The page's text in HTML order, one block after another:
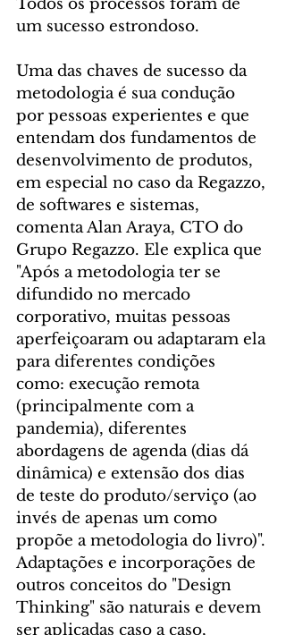
Todos os processos foram de
um sucesso estrondoso.
Uma das chaves de sucesso da
metodologia é sua condução
por pessoas experientes e que
entendam dos fundamentos de
desenvolvimento de produtos,
em especial no caso da Regazzo,
de softwares e sistemas,
comenta Alan Araya, CTO do
Grupo Regazzo. Ele explica que
"Após a metodologia ter se
difundido no mercado
corporativo, muitas pessoas
aperfeiçoaram ou adaptaram ela
para diferentes condições
como: execução remota
(principalmente com a
pandemia), diferentes
abordagens de agenda (dias dá
dinâmica) e extensão dos dias
de teste do produto/serviço (ao
invés de apenas um como
propõe a metodologia do livro)".
Adaptações e incorporações de
outros conceitos do "Design
Thinking" são naturais e devem
ser aplicadas caso a caso,